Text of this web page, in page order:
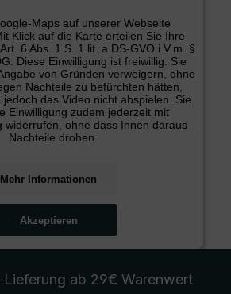
Maps auf unserer Webseite
Klick auf die Karte erteilen Sie Ihre
6 Abs. 1 S. 1 lit. a DS-GVO i.V.m. §
Diese Einwilligung ist freiwillig. Sie
von Gründen verweigern, ohne
Nachteile zu befürchten hätten,
das Video nicht abspielen. Sie
Einwilligung zudem jederzeit mit
widerrufen, ohne dass Ihnen daraus
Nachteile drohen.
Mehr Informationen
Akzeptieren
Lieferung ab 29€ Warenwert